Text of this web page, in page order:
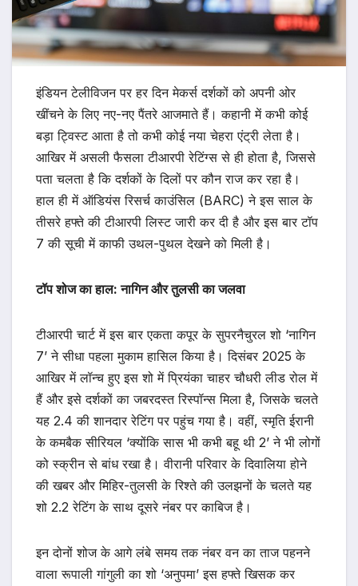
इंडियन टेलीविजन पर हर दिन मेकर्स दर्शकों को अपनी ओर
खींचने के लिए नए-नए पैंतरे आजमाते हैं। कहानी में कभी कोई
बड़ा ट्विस्ट आता है तो कभी कोई नया चेहरा एंट्री लेता है।
आखिर में असली फैसला टीआरपी रेटिंग्स से ही होता है, जिससे
पता चलता है कि दर्शकों के दिलों पर कौन राज कर रहा है।
हाल ही में ऑडियंस रिसर्च काउंसिल (BARC) ने इस साल के
तीसरे हफ्ते की टीआरपी लिस्ट जारी कर दी है और इस बार टॉप
7 की सूची में काफी उथल-पुथल देखने को मिली है।
टॉप शोज का हाल: नागिन और तुलसी का जलवा
टीआरपी चार्ट में इस बार एकता कपूर के सुपरनैचुरल शो ‘नागिन
7’ ने सीधा पहला मुकाम हासिल किया है। दिसंबर 2025 के
आखिर में लॉन्च हुए इस शो में प्रियंका चाहर चौधरी लीड रोल में
हैं और इसे दर्शकों का जबरदस्त रिस्पॉन्स मिला है, जिसके चलते
यह 2.4 की शानदार रेटिंग पर पहुंच गया है। वहीं, स्मृति ईरानी
के कमबैक सीरियल ‘क्योंकि सास भी कभी बहू थी 2’ ने भी लोगों
को स्क्रीन से बांध रखा है। वीरानी परिवार के दिवालिया होने
की खबर और मिहिर-तुलसी के रिश्ते की उलझनों के चलते यह
शो 2.2 रेटिंग के साथ दूसरे नंबर पर काबिज है।
इन दोनों शोज के आगे लंबे समय तक नंबर वन का ताज पहनने
वाला रूपाली गांगुली का शो ‘अनुपमा’ इस हफ्ते खिसक कर